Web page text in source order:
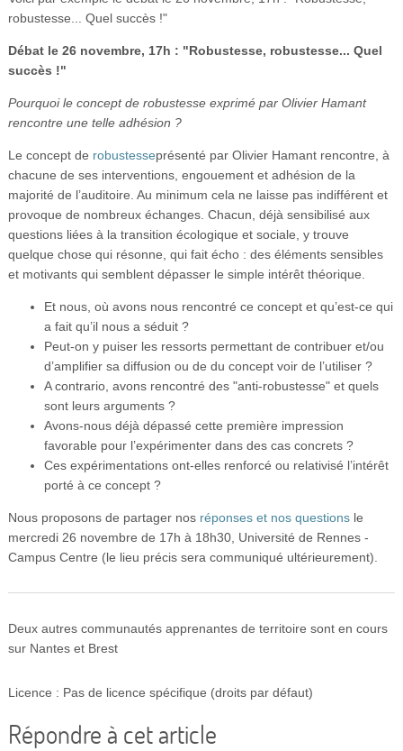
robustesse... Quel succès !"
Débat le 26 novembre, 17h : "Robustesse, robustesse... Quel
succès !"
Pourquoi le concept de robustesse exprimé par Olivier Hamant
rencontre une telle adhésion ?
Le concept de robustesseprésenté par Olivier Hamant rencontre, à
chacune de ses interventions, engouement et adhésion de la
majorité de l’auditoire. Au minimum cela ne laisse pas indifférent et
provoque de nombreux échanges. Chacun, déjà sensibilisé aux
questions liées à la transition écologique et sociale, y trouve
quelque chose qui résonne, qui fait écho : des éléments sensibles
et motivants qui semblent dépasser le simple intérêt théorique.
Et nous, où avons nous rencontré ce concept et qu’est-ce qui
a fait qu’il nous a séduit ?
Peut-on y puiser les ressorts permettant de contribuer et/ou
d’amplifier sa diffusion ou de du concept voir de l’utiliser ?
A contrario, avons rencontré des "anti-robustesse" et quels
sont leurs arguments ?
Avons-nous déjà dépassé cette première impression
favorable pour l’expérimenter dans des cas concrets ?
Ces expérimentations ont-elles renforcé ou relativisé l’intérêt
porté à ce concept ?
Nous proposons de partager nos réponses et nos questionsle
mercredi 26 novembre de 17h à 18h30, Université de Rennes -
Campus Centre (le lieu précis sera communiqué ultérieurement).
Deux autres communautés apprenantes de territoire sont en cours
sur Nantes et Brest
Licence : Pas de licence spécifique (droits par défaut)
Répondre à cet article